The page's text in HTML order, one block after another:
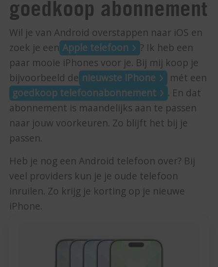
goedkoop abonnement
Wil je van Android overstappen naar iOS en
zoek je een Apple telefoon
? Ik heb een
paar mooie iPhones voor je. Bij mij koop je
bijvoorbeeld de nieuwste iPhone
mét een
goedkoop telefoonabonnement
. En dat
abonnement is maandelijks aan te passen
naar jouw voorkeuren. Zo blijft het bij je
passen.
Heb je nog een Android telefoon over? Bij
veel providers kun je je oude telefoon
inruilen. Zo krijg je korting op je nieuwe
iPhone.